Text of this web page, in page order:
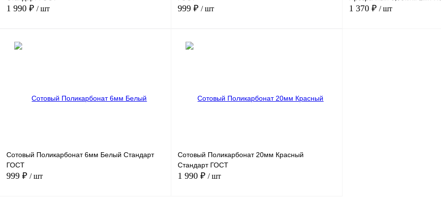
1 990 ₽ / шт
наличии
999 ₽ / шт
наличии
1 370 ₽ / шт
Сотовый Поликарбонат 6мм Белый Стандарт
ГОСТ
999 ₽ / шт
Сотовый Поликарбонат 20мм Красный
Стандарт ГОСТ
1 990 ₽ / шт